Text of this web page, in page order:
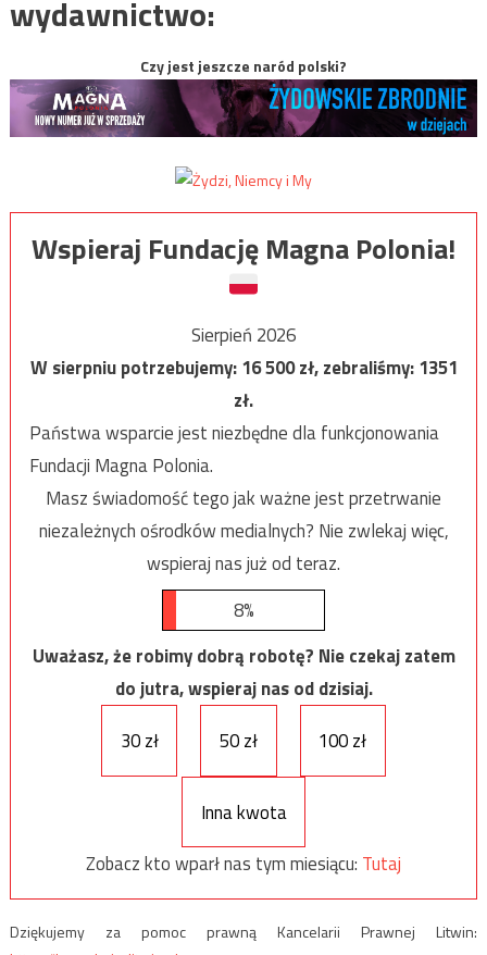
wydawnictwo:
Czy jest jeszcze naród polski?
Wspieraj Fundację Magna Polonia!
Sierpień 2026
W sierpniu potrzebujemy:16 500zł, zebraliśmy:1351
zł.
Państwa wsparcie jest niezbędne dla funkcjonowania
Fundacji Magna Polonia.
Masz świadomość tego jak ważne jest przetrwanie
niezależnych ośrodków medialnych? Nie zwlekaj więc,
wspieraj nas już od teraz.
8%
Uważasz, że robimy dobrą robotę? Nie czekaj zatem
do jutra, wspieraj nas od dzisiaj.
30 zł
50 zł 100 zł
Inna kwota
Zobacz kto wparł nas tym miesiącu: Tutaj
Dziękujemy za pomoc prawną Kancelarii Prawnej Litwin: